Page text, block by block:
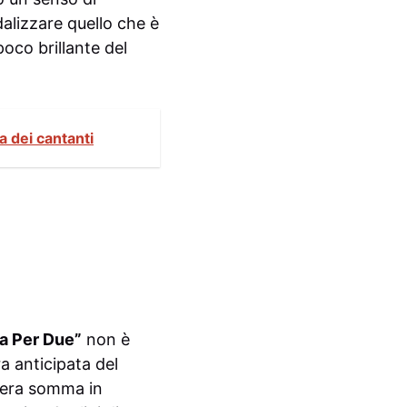
quello che è
brillante del
dei cantanti
Per Due” non è
anticipata del
somma in